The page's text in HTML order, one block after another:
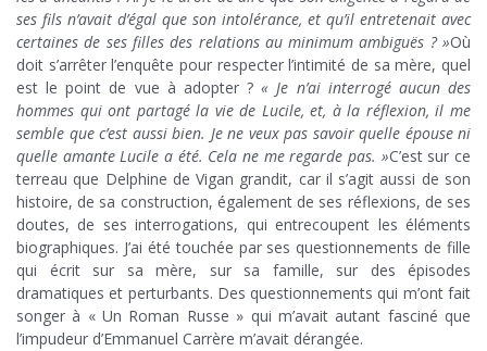
ses fils n’avait d’égal que son intolérance, et qu’il entretenait avec
certaines de ses filles des relations au minimum ambiguës ? »Où
doit s’arrêter l’enquête pour respecter l’intimité de sa mère, quel
est le point de vue à adopter ?« Je n’ai interrogé aucun des
hommes qui ont partagé la vie de Lucile, et, à la réflexion, il me
semble que c’est aussi bien. Je ne veux pas savoir quelle épouse ni
quelle amante Lucile a été. Cela ne me regarde pas. »C’est sur ce
terreau que Delphine de Vigan grandit, car il s’agit aussi de son
histoire, de sa construction, également de ses réflexions, de ses
doutes, de ses interrogations, qui entrecoupent les éléments
biographiques. J’ai été touchée par ses questionnements de fille
qui écrit sur sa mère, sur sa famille, sur des épisodes
dramatiques et perturbants. Des questionnements qui m’ont fait
songer à « Un Roman Russe » qui m’avait autant fasciné que
l’impudeur d’Emmanuel Carrère m’avait dérangée.